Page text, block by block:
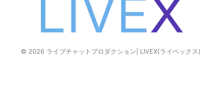
© 2026 ライブチャットプロダクション| LIVEX(ライベックス)